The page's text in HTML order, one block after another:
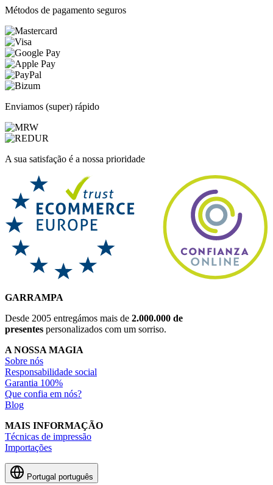
Métodos de pagamento seguros
Enviamos (super) rápido
A sua satisfação é a nossa prioridade
GARRAMPA
Desde 2005 entregámos mais de 2.000.000 de
presentes personalizados com um sorriso.
A NOSSA MAGIA
Sobre nós
Responsabilidade social
Garantia 100%
Que confia em nós?
Blog
MAIS INFORMAÇÃO
Técnicas de impressão
Importações
Portugal português